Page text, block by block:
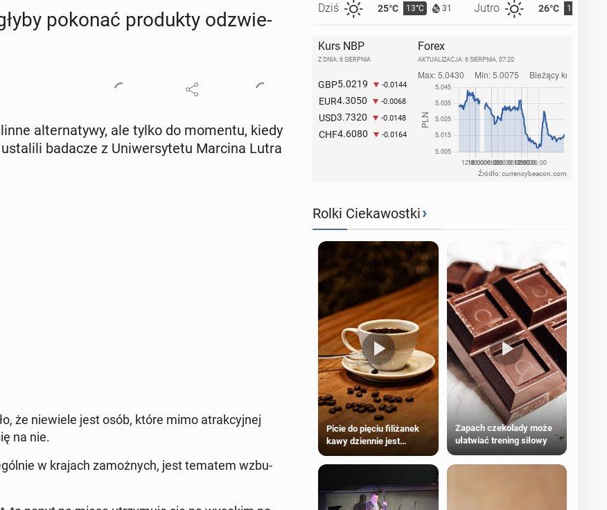
pokonać pro­duk­ty od­zwie­
al­ter­na­ty­wy, ale tylko do momentu, kiedy
badacze z Uni­wer­sy­te­tu Marcina Lutra
że nie­wie­le jest osób, które mimo atrak­cyj­nej
na nie.
w krajach za­moż­nych, jest tematem wzbu­
Dziś 25°C 13°C 31 Jutro 26°C 13°C
Kurs NBP
Z DNIA: 6 SIERPNIA
GBP5.0219 -0.0144
EUR4.3050 -0.0068
USD3.7320 -0.0148
CHF4.6080 -0.0164
Forex
AKTUALIZACJA: 6 SIERPNIA, 07:20
Źródło: currencybeacon.com
Rolki Ciekawostki›
Picie do pięciu filiżanek
kawy dziennie jest
większości dorosłych
Zapach czekolady może
ułatwiać trening siłowy